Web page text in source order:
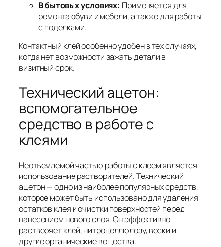
В бытовых условиях: Применяется для
ремонта обуви и мебели, а также для работы
с поделками.
Контактный клей особенно удобен в тех случаях,
когда нет возможности зажать детали в
визитный срок.
Технический ацетон:
вспомогательное
средство в работе с
клеями
Неотъемлемой частью работы с клеем является
использование растворителей. Технический
ацетон — одно из наиболее популярных средств,
которое может быть использовано для удаления
остатков клея и очистки поверхностей перед
нанесением нового слоя. Он эффективно
растворяет клей, нитроцеллюлозу, воски и
другие органические вещества.